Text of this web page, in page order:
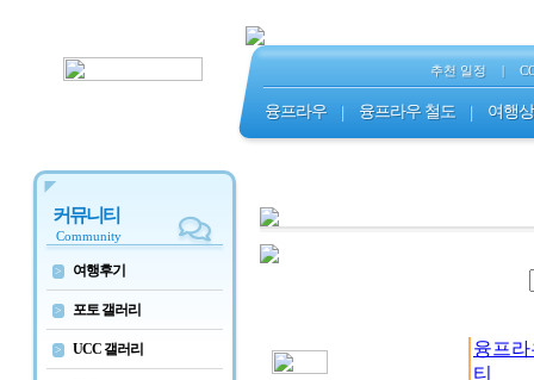
추천 일정 |
융프라우 | 융프라우 철도 | 여행
커뮤니티
Community
> 여행후기
> 포토 갤러리
> UCC 갤러리
융프
티